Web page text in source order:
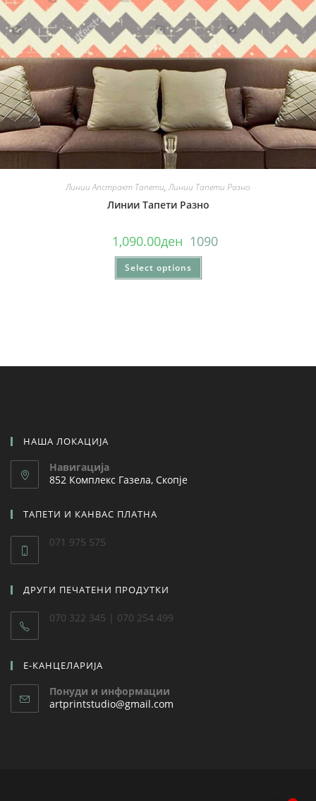
Линии Апстракт Тапети,Линии Тапети Разно
Линии Тапети Разно
1,090.00ден 1090
Select options
НАША ЛОКАЦИЈА
Навигација
852 Комплекс Газела, Скопје
ТАПЕТИ И КАНВАС ПЛАТНА
071 975 575
ДРУГИ ПЕЧАТЕНИ ПРОДУТКИ
070 322 345 | 070 254 499
Е-КАНЦЕЛАРИЈА
Понуди и информации
artprintstudio@gmail.com